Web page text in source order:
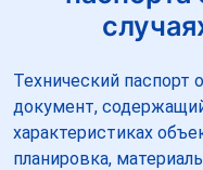
Технический
документ,
характеристиках
планировка,